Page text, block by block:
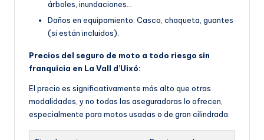
árboles, inundaciones…
Daños en equipamiento: Casco, chaqueta, guantes
(si están incluidos).
Precios del seguro de moto a todo riesgo sin
franquicia en La Vall d’Uixó:
El precio es significativamente más alto que otras
modalidades, y no todas las aseguradoras lo ofrecen,
especialmente para motos usadas o de gran cilindrada.